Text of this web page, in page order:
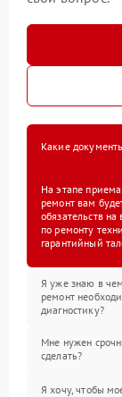
Какие
На этапе
ремонт вам
обязательств
по ремонту
гарантийный
Я уже знаю в
ремонт
диагностику?
Мне нужен
сделать?
Я хочу, чтобы